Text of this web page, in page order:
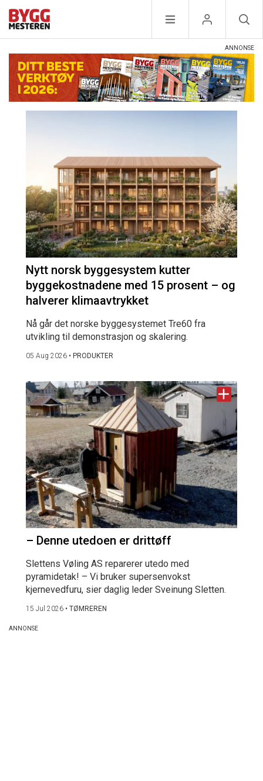
Nytt norsk byggesystem kutter
byggekostnadene med 15 prosent – og
halverer klimaavtrykket
Nå går det norske byggesystemet Tre60 fra
utvikling til demonstrasjon og skalering.
05 Aug 2026 • PRODUKTER
– Denne utedoen er drittøff
Slettens Vøling AS reparerer utedo med
pyramidetak! – Vi bruker supersenvokst
kjernevedfuru, sier daglig leder Sveinung Sletten.
15 Jul 2026 • TØMREREN